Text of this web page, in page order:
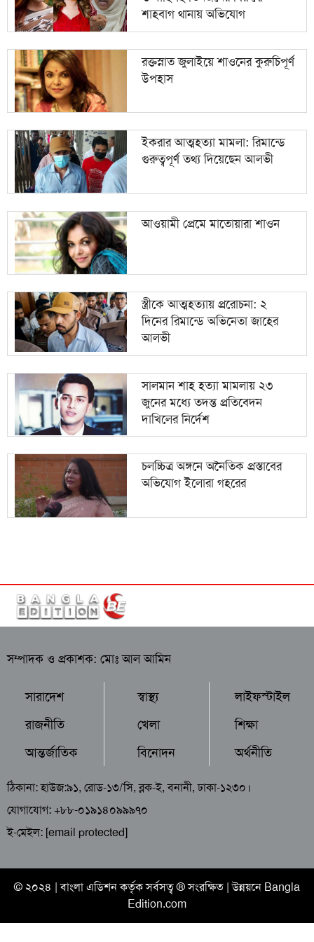
শাহবাগ থানায় অভিযোগ
রক্তস্নাত জুলাইয়ে শাওনের কুরুচিপূর্ণ
উপহাস
ইকরার আত্মহত্যা মামলা: রিমান্ডে
গুরুত্বপূর্ণ তথ্য দিয়েছেন আলভী
আওয়ামী প্রেমে মাতোয়ারা শাওন
স্ত্রীকে আত্মহত্যায় প্ররোচনা: ২
দিনের রিমান্ডে অভিনেতা জাহের
আলভী
সালমান শাহ হত্যা মামলায় ২৩
জুনের মধ্যে তদন্ত প্রতিবেদন
দাখিলের নির্দেশ
চলচ্চিত্র অঙ্গনে অনৈতিক প্রস্তাবের
অভিযোগ ইলোরা গহরের
সম্পাদক ও প্রকাশক: মোঃ আল আমিন
সারাদেশ
রাজনীতি
আন্তর্জাতিক
স্বাস্থ্য
খেলা
বিনোদন
লাইফস্টাইল
শিক্ষা
অর্থনীতি
ঠিকানা: হাউজ:৯১, রোড-১৩/সি, ব্লক-ই, বনানী, ঢাকা-১২৩০।
যোগাযোগ: +৮৮-০১৯১৪০৯৯৯৭০
ই-মেইল: [email protected]
© ২০২৪ |বাংলা এডিশনকর্তৃক সর্বসত্ব ® সংরক্ষিত | উন্নয়নে Bangla
Edition.com